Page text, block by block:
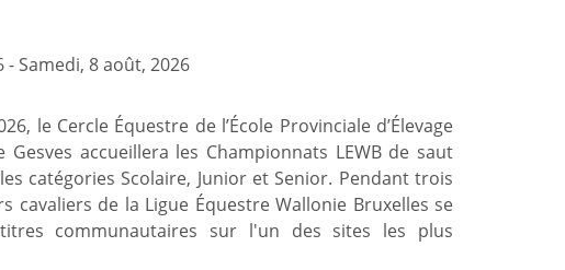
- Samedi, 8 août, 2026
le Cercle Équestre de l’École Provinciale d’Élevage
Gesves accueillera les Championnats LEWB de saut
catégories Scolaire, Junior et Senior. Pendant trois
cavaliers de la Ligue Équestre Wallonie Bruxelles se
communautaires sur l'un des sites les plus